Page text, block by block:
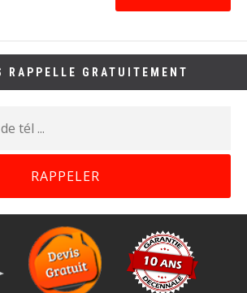
RAPPELLE GRATUITEMENT